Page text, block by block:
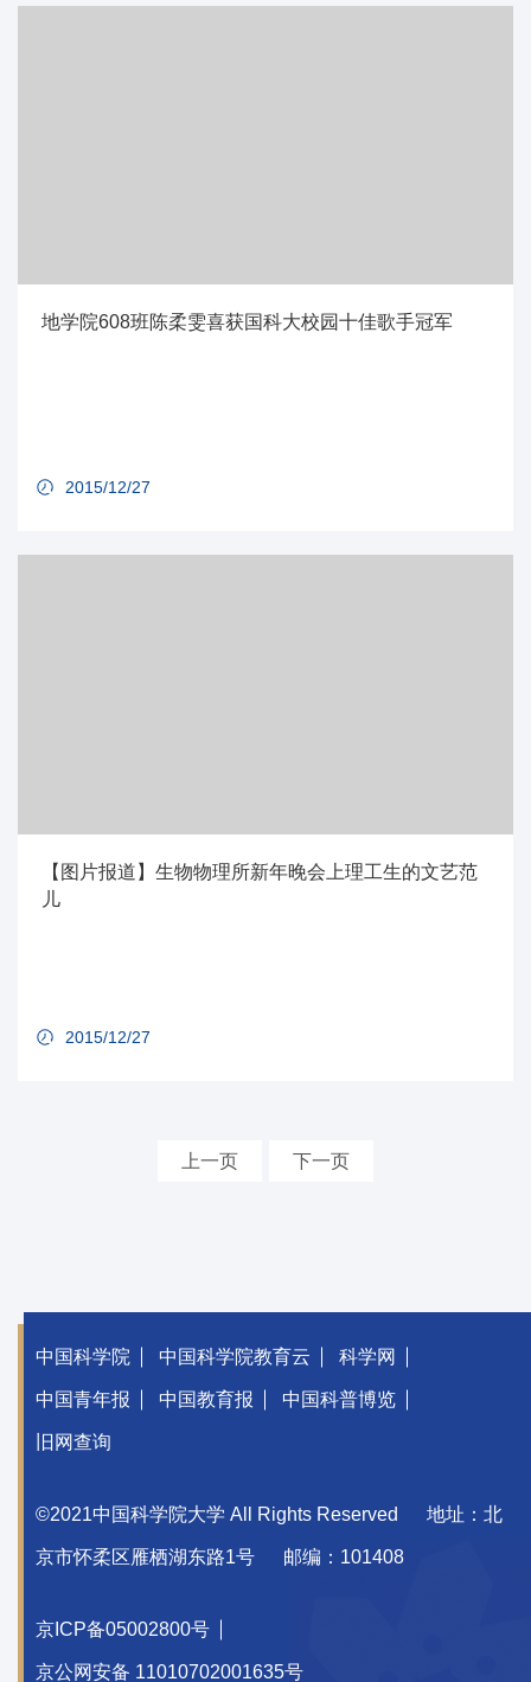
地学院608班陈柔雯喜获国科大校园十佳歌手冠军
2015/12/27
【图片报道】生物物理所新年晚会上理工生的文艺范
儿
2015/12/27
上一页 下一页
中国科学院 中国科学院教育云 科学网
中国青年报 中国教育报 中国科普博览
旧网查询
©2021中国科学院大学 All Rights Reserved 地址：北
京市怀柔区雁栖湖东路1号 邮编：101408
京ICP备05002800号
京公网安备 11010702001635号